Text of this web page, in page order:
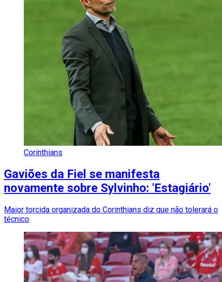
Corinthians
Gaviões da Fiel se manifesta
novamente sobre Sylvinho: 'Estagiário'
Maior torcida organizada do Corinthians diz que não tolerará o
técnico